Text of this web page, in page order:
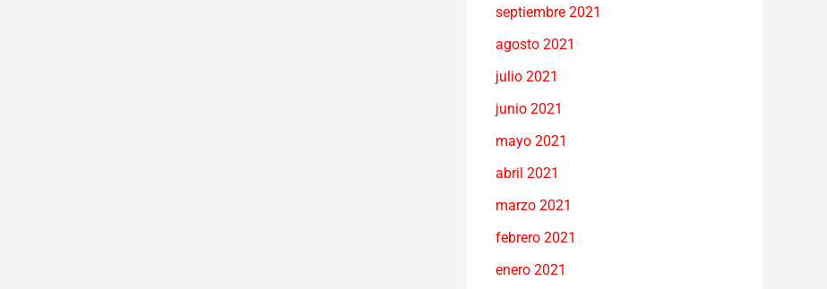
septiembre 2021
agosto 2021
julio 2021
junio 2021
mayo 2021
abril 2021
marzo 2021
febrero 2021
enero 2021